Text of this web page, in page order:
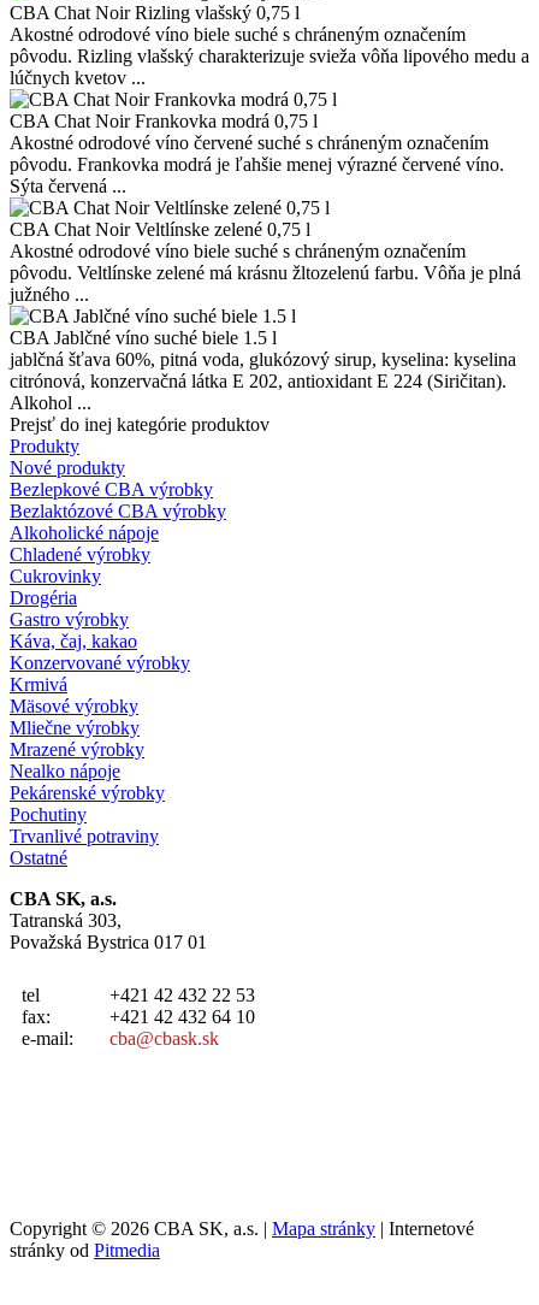
CBA Chat Noir Rizling vlašský 0,75 l
Akostné odrodové víno biele suché s chráneným označením
pôvodu. Rizling vlašský charakterizuje svieža vôňa lipového medu a
lúčnych kvetov ...
CBA Chat Noir Frankovka modrá 0,75 l
Akostné odrodové víno červené suché s chráneným označením
pôvodu. Frankovka modrá je ľahšie menej výrazné červené víno.
Sýta červená ...
CBA Chat Noir Veltlínske zelené 0,75 l
Akostné odrodové víno biele suché s chráneným označením
pôvodu. Veltlínske zelené má krásnu žltozelenú farbu. Vôňa je plná
južného ...
CBA Jablčné víno suché biele 1.5 l
jablčná šťava 60%, pitná voda, glukózový sirup, kyselina: kyselina
citrónová, konzervačná látka E 202, antioxidant E 224 (Siričitan).
Alkohol ...
Prejsť do inej kategórie produktov
Produkty
Nové produkty
Bezlepkové CBA výrobky
Bezlaktózové CBA výrobky
Alkoholické nápoje
Chladené výrobky
Cukrovinky
Drogéria
Gastro výrobky
Káva, čaj, kakao
Konzervované výrobky
Krmivá
Mäsové výrobky
Mliečne výrobky
Mrazené výrobky
Nealko nápoje
Pekárenské výrobky
Pochutiny
Trvanlivé potraviny
Ostatné
CBA SK, a.s.
Tatranská 303,
Považská Bystrica 017 01
tel
fax:
e-mail:
+421 42 432 22 53
+421 42 432 64 10
cba@cbask.sk
Copyright © 2026 CBA SK, a.s. | Mapa stránky | Internetové
stránky od Pitmedia